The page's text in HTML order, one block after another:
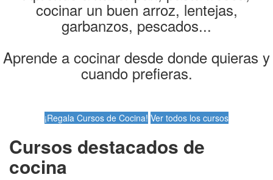
cocinar un buen arroz, lentejas,
garbanzos, pescados...
Aprende a cocinar desde donde quieras y
cuando prefieras.
¡Regala Cursos de Cocina! Ver todos los cursos
Cursos destacados de
cocina